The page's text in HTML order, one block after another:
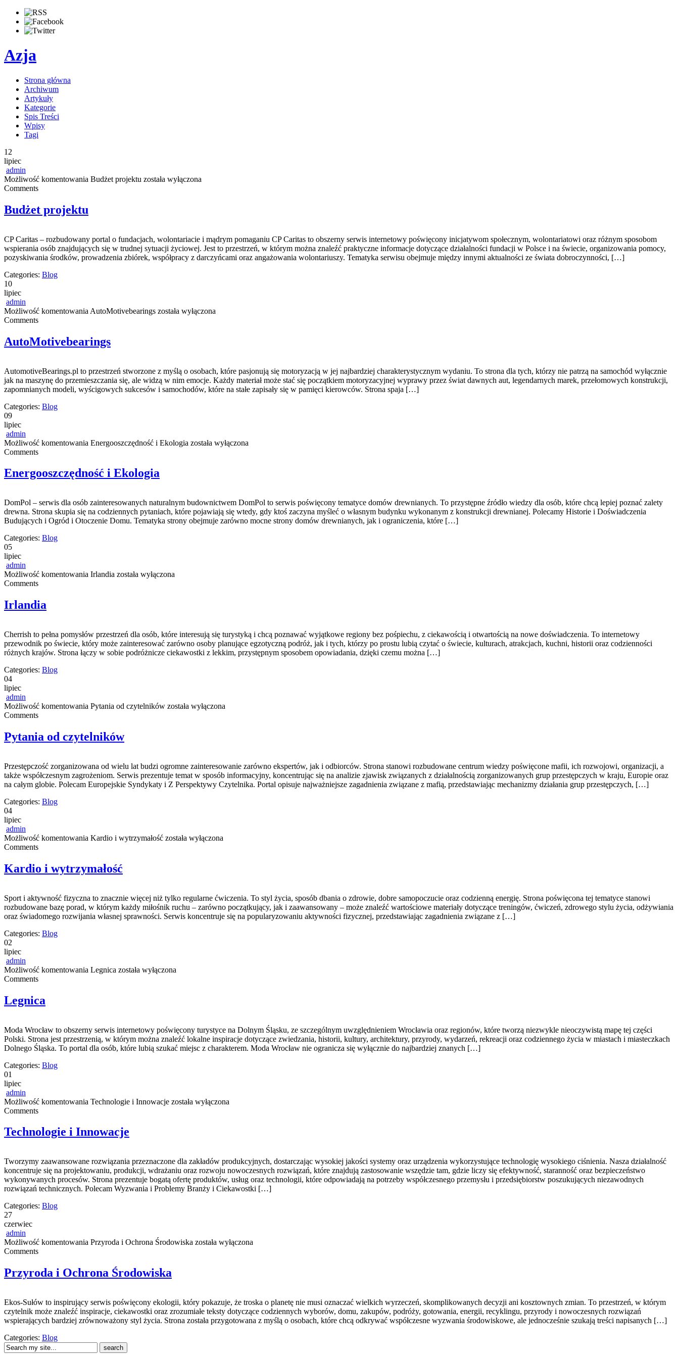
Azja
Strona główna
Archiwum
Artykuły
Kategorie
Spis Treści
Wpisy
Tagi
12
lipiec
admin
Możliwość komentowania Budżet projektu została wyłączona
Comments
Budżet projektu
CP Caritas – rozbudowany portal o fundacjach, wolontariacie i mądrym pomaganiu CP Caritas to obszerny serwis internetowy poświęcony inicjatywom społecznym, wolontariatowi oraz różnym sposobom
wspierania osób znajdujących się w trudnej sytuacji życiowej. Jest to przestrzeń, w którym można znaleźć praktyczne informacje dotyczące działalności fundacji w Polsce i na świecie, organizowania pomocy,
pozyskiwania środków, prowadzenia zbiórek, współpracy z darczyńcami oraz angażowania wolontariuszy. Tematyka serwisu obejmuje między innymi aktualności ze świata dobroczynności, […]
Categories: Blog
10
lipiec
admin
Możliwość komentowania AutoMotivebearings została wyłączona
Comments
AutoMotivebearings
AutomotiveBearings.pl to przestrzeń stworzone z myślą o osobach, które pasjonują się motoryzacją w jej najbardziej charakterystycznym wydaniu. To strona dla tych, którzy nie patrzą na samochód wyłącznie
jak na maszynę do przemieszczania się, ale widzą w nim emocje. Każdy materiał może stać się początkiem motoryzacyjnej wyprawy przez świat dawnych aut, legendarnych marek, przełomowych konstrukcji,
zapomnianych modeli, wyścigowych sukcesów i samochodów, które na stałe zapisały się w pamięci kierowców. Strona spaja […]
Categories: Blog
09
lipiec
admin
Możliwość komentowania Energooszczędność i Ekologia została wyłączona
Comments
Energooszczędność i Ekologia
DomPol – serwis dla osób zainteresowanych naturalnym budownictwem DomPol to serwis poświęcony tematyce domów drewnianych. To przystępne źródło wiedzy dla osób, które chcą lepiej poznać zalety
drewna. Strona skupia się na codziennych pytaniach, które pojawiają się wtedy, gdy ktoś zaczyna myśleć o własnym budynku wykonanym z konstrukcji drewnianej. Polecamy Historie i Doświadczenia
Budujących i Ogród i Otoczenie Domu. Tematyka strony obejmuje zarówno mocne strony domów drewnianych, jak i ograniczenia, które […]
Categories: Blog
05
lipiec
admin
Możliwość komentowania Irlandia została wyłączona
Comments
Irlandia
Cherrish to pełna pomysłów przestrzeń dla osób, które interesują się turystyką i chcą poznawać wyjątkowe regiony bez pośpiechu, z ciekawością i otwartością na nowe doświadczenia. To internetowy
przewodnik po świecie, który może zainteresować zarówno osoby planujące egzotyczną podróż, jak i tych, którzy po prostu lubią czytać o świecie, kulturach, atrakcjach, kuchni, historii oraz codzienności
różnych krajów. Strona łączy w sobie podróżnicze ciekawostki z lekkim, przystępnym sposobem opowiadania, dzięki czemu można […]
Categories: Blog
04
lipiec
admin
Możliwość komentowania Pytania od czytelników została wyłączona
Comments
Pytania od czytelników
Przestępczość zorganizowana od wielu lat budzi ogromne zainteresowanie zarówno ekspertów, jak i odbiorców. Strona stanowi rozbudowane centrum wiedzy poświęcone mafii, ich rozwojowi, organizacji, a
także współczesnym zagrożeniom. Serwis prezentuje temat w sposób informacyjny, koncentrując się na analizie zjawisk związanych z działalnością zorganizowanych grup przestępczych w kraju, Europie oraz
na całym globie. Polecam Europejskie Syndykaty i Z Perspektywy Czytelnika. Portal opisuje najważniejsze zagadnienia związane z mafią, przedstawiając mechanizmy działania grup przestępczych, […]
Categories: Blog
04
lipiec
admin
Możliwość komentowania Kardio i wytrzymałość została wyłączona
Comments
Kardio i wytrzymałość
Sport i aktywność fizyczna to znacznie więcej niż tylko regularne ćwiczenia. To styl życia, sposób dbania o zdrowie, dobre samopoczucie oraz codzienną energię. Strona poświęcona tej tematyce stanowi
rozbudowane bazę porad, w którym każdy miłośnik ruchu – zarówno początkujący, jak i zaawansowany – może znaleźć wartościowe materiały dotyczące treningów, ćwiczeń, zdrowego stylu życia, odżywiania
oraz świadomego rozwijania własnej sprawności. Serwis koncentruje się na popularyzowaniu aktywności fizycznej, przedstawiając zagadnienia związane z […]
Categories: Blog
02
lipiec
admin
Możliwość komentowania Legnica została wyłączona
Comments
Legnica
Moda Wrocław to obszerny serwis internetowy poświęcony turystyce na Dolnym Śląsku, ze szczególnym uwzględnieniem Wrocławia oraz regionów, które tworzą niezwykle nieoczywistą mapę tej części
Polski. Strona jest przestrzenią, w którym można znaleźć lokalne inspiracje dotyczące zwiedzania, historii, kultury, architektury, przyrody, wydarzeń, rekreacji oraz codziennego życia w miastach i miasteczkach
Dolnego Śląska. To portal dla osób, które lubią szukać miejsc z charakterem. Moda Wrocław nie ogranicza się wyłącznie do najbardziej znanych […]
Categories: Blog
01
lipiec
admin
Możliwość komentowania Technologie i Innowacje została wyłączona
Comments
Technologie i Innowacje
Tworzymy zaawansowane rozwiązania przeznaczone dla zakładów produkcyjnych, dostarczając wysokiej jakości systemy oraz urządzenia wykorzystujące technologię wysokiego ciśnienia. Nasza działalność
koncentruje się na projektowaniu, produkcji, wdrażaniu oraz rozwoju nowoczesnych rozwiązań, które znajdują zastosowanie wszędzie tam, gdzie liczy się efektywność, staranność oraz bezpieczeństwo
wykonywanych procesów. Strona prezentuje bogatą ofertę produktów, usług oraz technologii, które odpowiadają na potrzeby współczesnego przemysłu i przedsiębiorstw poszukujących niezawodnych
rozwiązań technicznych. Polecam Wyzwania i Problemy Branży i Ciekawostki […]
Categories: Blog
27
czerwiec
admin
Możliwość komentowania Przyroda i Ochrona Środowiska została wyłączona
Comments
Przyroda i Ochrona Środowiska
Ekos-Sułów to inspirujący serwis poświęcony ekologii, który pokazuje, że troska o planetę nie musi oznaczać wielkich wyrzeczeń, skomplikowanych decyzji ani kosztownych zmian. To przestrzeń, w którym
czytelnik może znaleźć inspiracje, ciekawostki oraz zrozumiałe teksty dotyczące codziennych wyborów, domu, zakupów, podróży, gotowania, energii, recyklingu, przyrody i nowoczesnych rozwiązań
wspierających bardziej zrównoważony styl życia. Strona została przygotowana z myślą o osobach, które chcą odkrywać współczesne wyzwania środowiskowe, ale jednocześnie szukają treści napisanych […]
Categories: Blog